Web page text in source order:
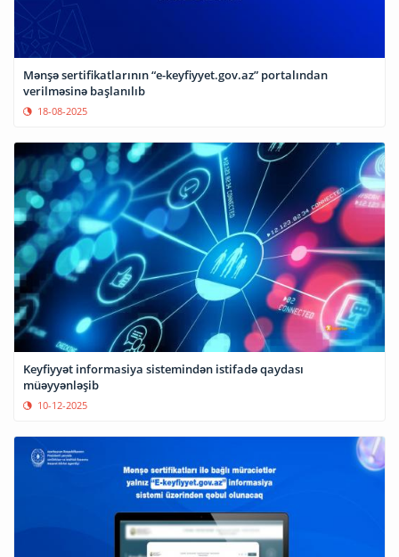
Mənşə sertifikatlarının “e-keyfiyyet.gov.az” portalından
verilməsinə başlanılıb
18-08-2025
Keyfiyyət informasiya sistemindən istifadə qaydası
müəyyənləşib
10-12-2025